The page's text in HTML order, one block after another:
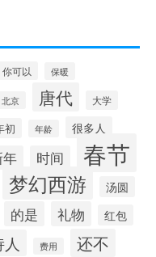
你可以 保暖
北京 唐代 大学
初 年龄 很多人
年 时间 春节
梦幻西游 汤圆
的是 礼物 红包
费用 还不